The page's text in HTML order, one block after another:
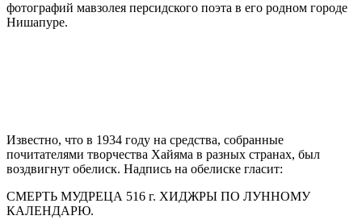
фотографий мавзолея персидского поэта в его родном городе
Нишапуре.
Известно, что в 1934 году на средства, собранные
почитателями творчества Хайяма в разных странах, был
воздвигнут обелиск. Надпись на обелиске гласит:
СМЕРТЬ МУДРЕЦА 516 г. ХИДЖРЫ ПО ЛУННОМУ
КАЛЕНДАРЮ.